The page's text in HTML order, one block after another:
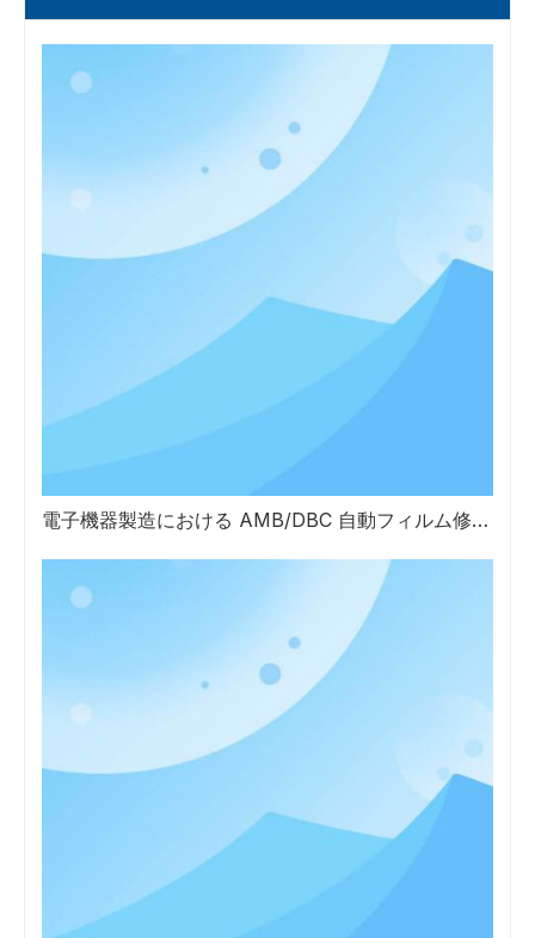
電子機器製造における AMB/DBC 自動フィルム修復装置の使用の利点